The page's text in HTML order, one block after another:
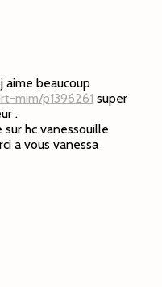
aime beaucoup
mim/p1396261 super
.
hc vanessouille
a vous vanessa